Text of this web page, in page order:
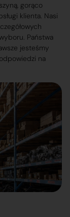
gorąco
klienta. Nasi
Państwa
jesteśmy
na